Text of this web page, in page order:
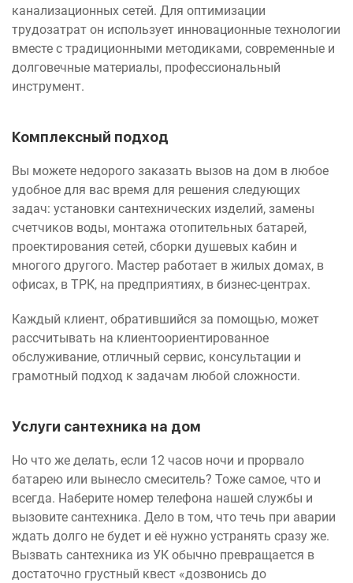
канализационных сетей. Для оптимизации
трудозатрат он использует инновационные технологии
вместе с традиционными методиками, современные и
долговечные материалы, профессиональный
инструмент.
Комплексный подход
Вы можете недорого заказать вызов на дом в любое
удобное для вас время для решения следующих
задач: установки сантехнических изделий, замены
счетчиков воды, монтажа отопительных батарей,
проектирования сетей, сборки душевых кабин и
многого другого. Мастер работает в жилых домах, в
офисах, в ТРК, на предприятиях, в бизнес-центрах.
Каждый клиент, обратившийся за помощью, может
рассчитывать на клиентоориентированное
обслуживание, отличный сервис, консультации и
грамотный подход к задачам любой сложности.
Услуги сантехника на дом
Но что же делать, если 12 часов ночи и прорвало
батарею или вынесло смеситель? Тоже самое, что и
всегда. Наберите номер телефона нашей службы и
вызовите сантехника. Дело в том, что течь при аварии
ждать долго не будет и её нужно устранять сразу же.
Вызвать сантехника из УК обычно превращается в
достаточно грустный квест «дозвонись до